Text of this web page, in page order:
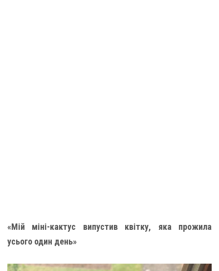
«Мій міні-кактус випустив квітку, яка прожила
усього один день»